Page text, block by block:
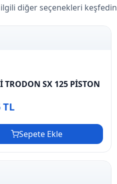
diğer seçenekleri keşfedin
TRODON SX 125 PİSTON
TL
Sepete Ekle